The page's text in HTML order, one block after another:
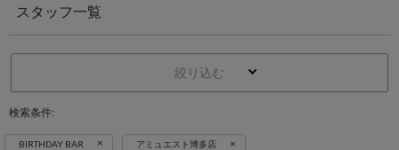
スタッフ一覧
絞り込む
検索条件:
BIRTHDAY BAR × アミュエスト博多店 ×